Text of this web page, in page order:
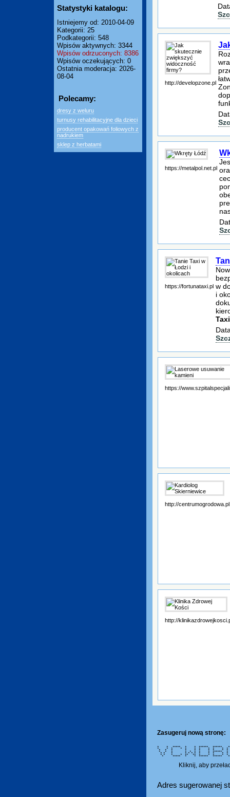
Statystyki katalogu:
Istniejemy od: 2010-04-09
Kategorii: 25
Podkategorii: 548
Wpisów aktywnych: 3344
Wpisów odrzuconych: 8386
Wpisów oczekujących: 0
Ostatnia moderacja: 2026-
08-04
Polecamy:
dresy z weluru
turnusy rehabilitacyjne dla dzieci
producent opakowań foliowych z
nadrukiem
sklep z herbatami
http://developzone.pl
https://metalpol.net.pl
https://fortunataxi.pl w
i
Taxi
https://
http://centrumogrodowa.pl
http://
Zasugeruj nową stronę:
* * ***** * * ******
* * * * * * * * * *
* * * * * * * * *
* * * * * * * * ****** *
* * * * * * * * * * * *
* * * * ** ** * * *
* ***** * * ****** ******
Kliknij, aby
Adres sugerowanej